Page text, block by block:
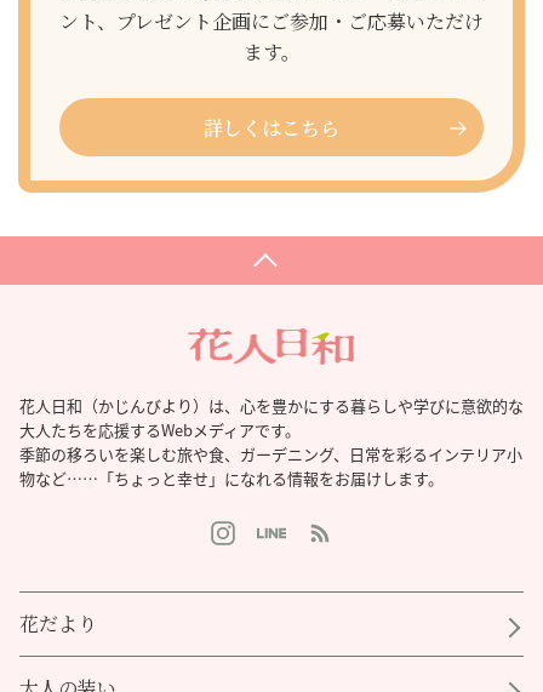
ント、プレゼント企画にご参加・ご応募いただけ
ます。
詳しくはこちら
花人日和（かじんびより）は、心を豊かにする暮らしや学びに意欲的な
大人たちを応援するWebメディアです。
季節の移ろいを楽しむ旅や食、ガーデニング、日常を彩るインテリア小
物など……「ちょっと幸せ」になれる情報をお届けします。
花だより